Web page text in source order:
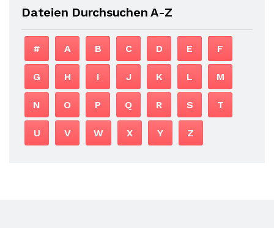
Dateien Durchsuchen A-Z
# A B C D E F
G H I J K L M
N O P Q R S T
U V W X Y Z